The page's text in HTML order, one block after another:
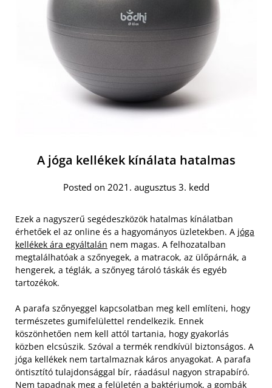
A jóga kellékek kínálata hatalmas
Posted on 2021. augusztus 3. kedd
Ezek a nagyszerű segédeszközök hatalmas kínálatban
érhetőek el az online és a hagyományos üzletekben. A jóga
kellékek ára egyáltalán nem magas. A felhozatalban
megtalálhatóak a szőnyegek, a matracok, az ülőpárnák, a
hengerek, a téglák, a szőnyeg tároló táskák és egyéb
tartozékok.
A parafa szőnyeggel kapcsolatban meg kell említeni, hogy
természetes gumifelülettel rendelkezik. Ennek
köszönhetően nem kell attól tartania, hogy gyakorlás
közben elcsúszik. Szóval a termék rendkívül biztonságos. A
jóga kellékek nem tartalmaznak káros anyagokat. A parafa
öntisztító tulajdonsággal bír, ráadásul nagyon strapabíró.
Nem tapadnak meg a felületén a baktériumok, a gombák